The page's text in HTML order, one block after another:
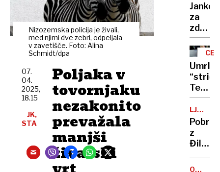
Nizozemska policija je živali,
med njimi dve zebri, odpeljala
v zavetišče. Foto: Alina
Schmidt/dpa
Poljaka v
tovornjaku
nezakonito
prevažala
manjši
živalski
07.
04.
2025,
18.15
JK,
STA
za
zdaj
ostaja
adut
Umrl
“stric
Ted”,
ki je
in
ŽUPAN
z
z
OSKRBA